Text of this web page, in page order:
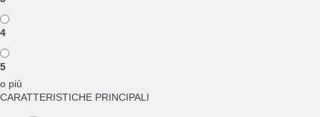
4
5
o più
CARATTERISTICHE PRINCIPALI